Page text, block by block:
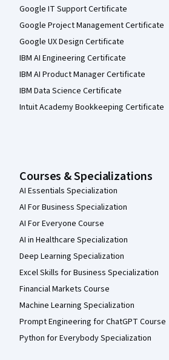
Google IT Support Certificate
Google Project Management Certificate
Google UX Design Certificate
IBM AI Engineering Certificate
IBM AI Product Manager Certificate
IBM Data Science Certificate
Intuit Academy Bookkeeping Certificate
Courses & Specializations
AI Essentials Specialization
AI For Business Specialization
AI For Everyone Course
AI in Healthcare Specialization
Deep Learning Specialization
Excel Skills for Business Specialization
Financial Markets Course
Machine Learning Specialization
Prompt Engineering for ChatGPT Course
Python for Everybody Specialization